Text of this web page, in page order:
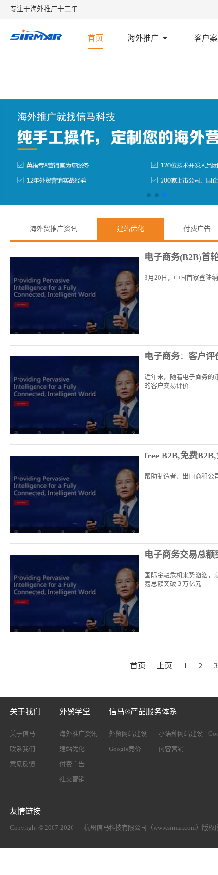
专注于海外推广十二年
首页 海外推广 客户
海外贸推广资讯 建站优化 付费广告
电子商务(B2B)首
3月20日，中国首家登陆
电子商务：客户评
近年来，随着电子商务的
的客户交易评价
free B2B,免费
帮助制造者、出口商和公
电子商务交易总额
国际金融危机来势汹汹，
易总额突破３万亿元
首页 上页 1 2 3
关于我们
关于信马
联系我们
意见反馈
外贸学堂
海外推广资讯
建站优化
付费广告
社交营销
信马®产品服务体系
外贸网站建设 小语种网站建设
Google竞价 内容营销
友情链接
Copyright © 2007-2026 杭州信马科技有限公司（www.sirmar.com） 版权